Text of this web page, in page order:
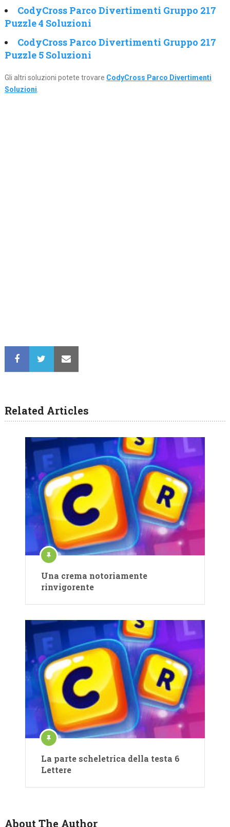
CodyCross Parco Divertimenti Gruppo 217
Puzzle 4 Soluzioni
CodyCross Parco Divertimenti Gruppo 217
Puzzle 5 Soluzioni
Gli altri soluzioni potete trovare CodyCross Parco Divertimenti
Soluzioni.
Related Articles
Una crema notoriamente
rinvigorente
La parte scheletrica della testa 6
Lettere
About The Author